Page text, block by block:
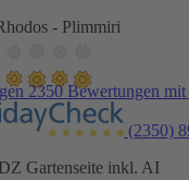
- Plimmiri
2350 Bewertungen
(2350)
Gartenseite inkl. AI